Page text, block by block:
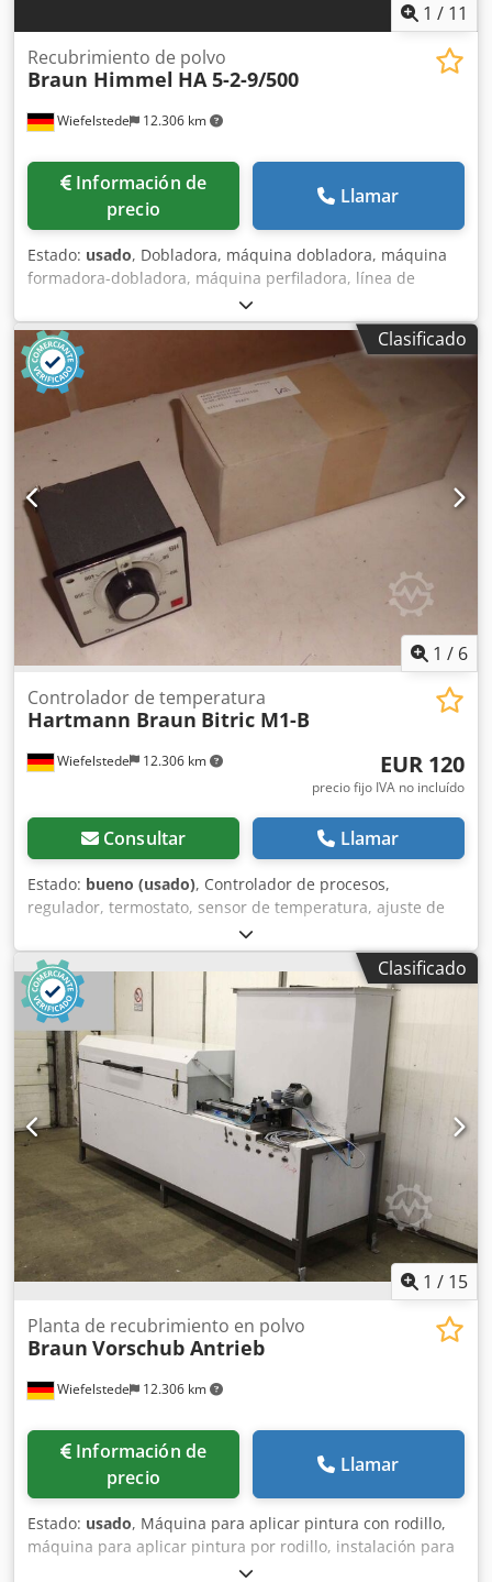
1 / 11
Wiefelstede 12.306 km
Recubrimiento de polvo
Braun Himmel HA 5-2-9/500
Información de
precio
Llamar
Estado: usado, Dobladora, máquina dobladora, máquina
formadora-dobladora, máquina perfiladora, línea de
perfilado, fabricación de lamelas, fabricación de persianas,
secador, secador infrarrojo. -Secador infrarrojo: utilizado
para el recubrimiento en polvo en la fabricación de
lamelas/persianas. -Fabricante: Himmel, modelo HA 5-2-
9/500 -Motor con reductor: WEG 0,37 kW -Dimensiones:
880/1050/A2200 mm Cedpfxogal A Io Alnerf -Peso: 308 kg
Clasificado
1 / 6
Wiefelstede 12.306 km
Controlador de temperatura
Hartmann Braun Bitric M1-B
EUR 120
precio fijo IVA no incluído
Consultar Llamar
Estado: bueno (usado), Controlador de procesos,
regulador, termostato, sensor de temperatura, ajuste de
temperatura -Tipo: Bitric M1-B -Valor de ajuste: de 0 a 400
°C -Energía auxiliar: 220 V 50/60 Hz 5 VA -Salida: 1 contacto
conmutador, máx. 220 VCA, 4 A, 900 W -Precio: por unidad
-Cantidad: 3 unidades disponibles Cjdpfxeb A Nfyj Alnsrf -
Peso: 1,1 kg
Clasificado
1 / 15
Wiefelstede 12.306 km
Planta de recubrimiento en polvo
Braun Vorschub Antrieb
Información de
precio
Llamar
Estado: usado, Máquina para aplicar pintura con rodillo,
máquina para aplicar pintura por rodillo, instalación para
recubrimiento en polvo. -Instalación para recubrimiento